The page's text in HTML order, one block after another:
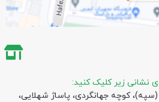
نشانی زیر کلیک کنید:
(سپه)، کوچه جهانگردی،‌ پاساژ شهلایی،